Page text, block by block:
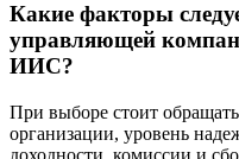
Какие факторы
управляющей
ИИС?
При выборе стоит
организации, уровень
доходности, комиссии и